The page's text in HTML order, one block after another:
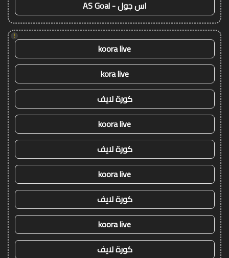
اس جول - AS Goal
!
koora live
kora live
كورة لايف
koora live
كورة لايف
koora live
كورة لايف
koora live
كورة لايف